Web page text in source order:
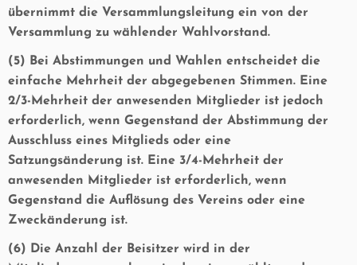
übernimmt die Versammlungsleitung ein von der
Versammlung zu wählender Wahlvorstand.
(5) Bei Abstimmungen und Wahlen entscheidet die
einfache Mehrheit der abgegebenen Stimmen. Eine
2/3-Mehrheit der anwesenden Mitglieder ist jedoch
erforderlich, wenn Gegenstand der Abstimmung der
Ausschluss eines Mitglieds oder eine
Satzungsänderung ist. Eine 3/4-Mehrheit der
anwesenden Mitglieder ist erforderlich, wenn
Gegenstand die Auflösung des Vereins oder eine
Zweckänderung ist.
(6) Die Anzahl der Beisitzer wird in der